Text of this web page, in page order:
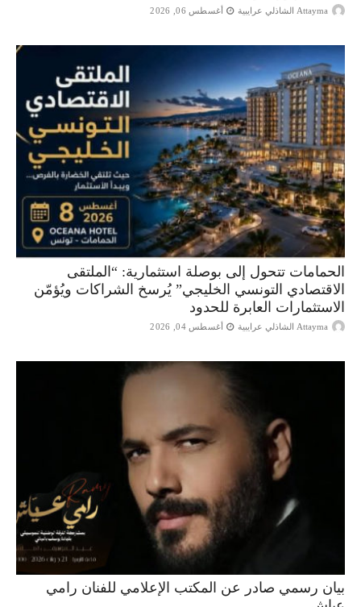
Attayma الشاذلي عرايبية أغسطس 06, 2026
الحمامات تتحول إلى بوصلة استثمارية: “الملتقى
الاقتصادي التونسي الخليجي” يُرسخ الشراكات ويُؤمّن
الاستثمارات العابرة للحدود
Attayma الشاذلي عرايبية أغسطس 04, 2026
بيان رسمي صادر عن المكتب الإعلامي للفنان رامي